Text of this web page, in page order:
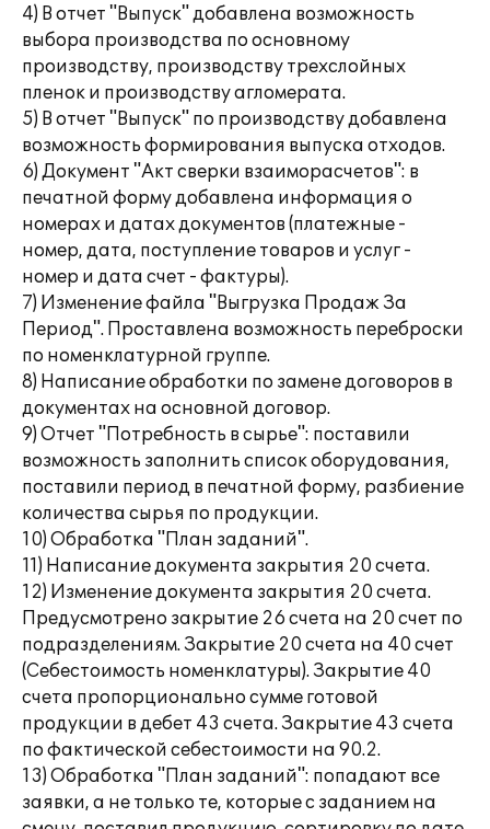
4) В отчет "Выпуск" добавлена возможность
выбора производства по основному
производству, производству трехслойных
пленок и производству агломерата.
5) В отчет "Выпуск" по производству добавлена
возможность формирования выпуска отходов.
6) Документ "Акт сверки взаиморасчетов": в
печатной форму добавлена информация о
номерах и датах документов (платежные -
номер, дата, поступление товаров и услуг -
номер и дата счет - фактуры).
7) Изменение файла "Выгрузка Продаж За
Период". Проставлена возможность переброски
по номенклатурной группе.
8) Написание обработки по замене договоров в
документах на основной договор.
9) Отчет "Потребность в сырье": поставили
возможность заполнить список оборудования,
поставили период в печатной форму, разбиение
количества сырья по продукции.
10) Обработка "План заданий".
11) Написание документа закрытия 20 счета.
12) Изменение документа закрытия 20 счета.
Предусмотрено закрытие 26 счета на 20 счет по
подразделениям. Закрытие 20 счета на 40 счет
(Себестоимость номенклатуры). Закрытие 40
счета пропорционально сумме готовой
продукции в дебет 43 счета. Закрытие 43 счета
по фактической себестоимости на 90.2.
13) Обработка "План заданий": попадают все
заявки, а не только те, которые с заданием на